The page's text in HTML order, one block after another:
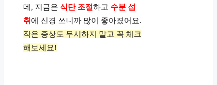
데, 지금은 식단 조절하고 수분 섭
취 에 신경 쓰니까 많이 좋아졌어요.
작은 증상도 무시하지 말고 꼭 체크
해보세요!